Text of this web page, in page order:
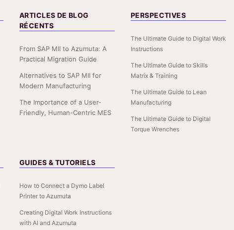
ARTICLES DE BLOG
RÉCENTS
From SAP MII to Azumuta: A
Practical Migration Guide
Alternatives to SAP MII for
Modern Manufacturing
The Importance of a User-
Friendly, Human-Centric MES
PERSPECTIVES
The Ultimate Guide to Digital Work
Instructions
The Ultimate Guide to Skills
Matrix & Training
The Ultimate Guide to Lean
Manufacturing
The Ultimate Guide to Digital
Torque Wrenches
GUIDES & TUTORIELS
How to Connect a Dymo Label
Printer to Azumuta
Creating Digital Work Instructions
with AI and Azumuta